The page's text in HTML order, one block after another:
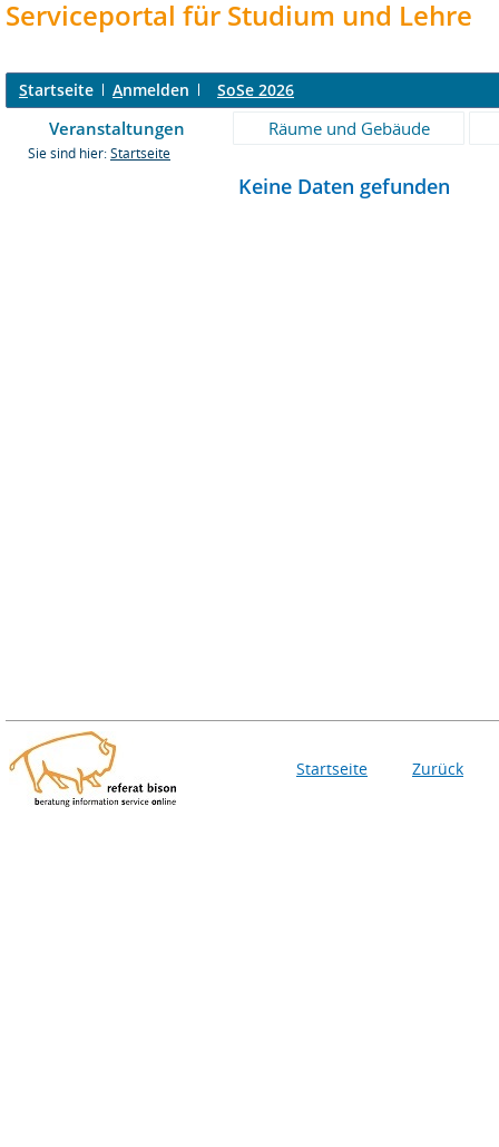
Serviceportal für Studium und Lehre
Startseite Anmelden SoSe 2026
Veranstaltungen Räume und Gebäude
Sie sind hier: Startseite
Keine Daten gefunden
Startseite Zurück